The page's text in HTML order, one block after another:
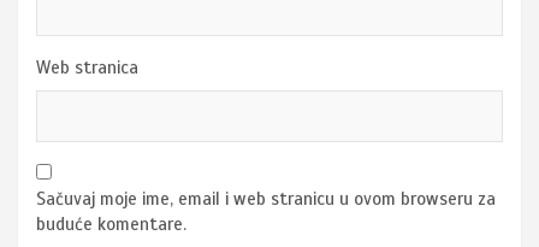
Web stranica
Sačuvaj moje ime, email i web stranicu u ovom browseru za
buduće komentare.